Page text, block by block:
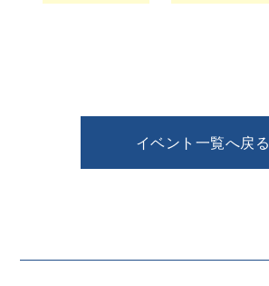
イベント一覧へ戻る